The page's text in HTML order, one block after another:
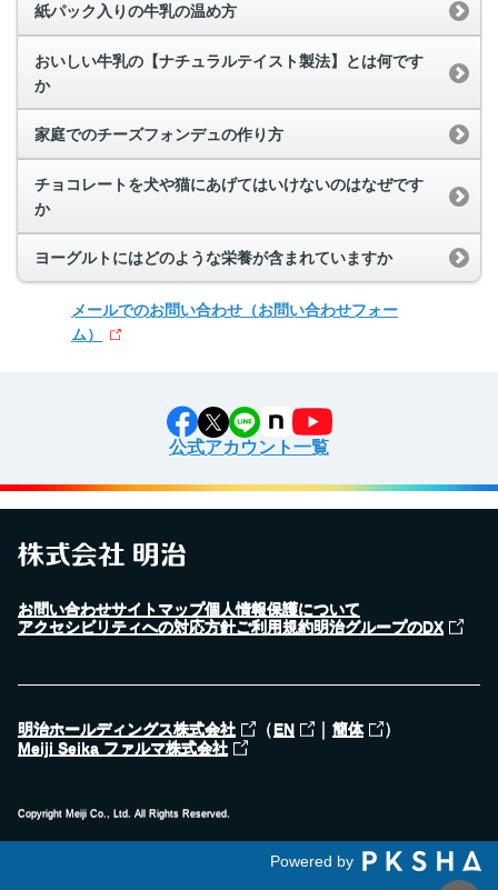
紙パック入りの牛乳の温め方
おいしい牛乳の【ナチュラルテイスト製法】とは何です
か
家庭でのチーズフォンデュの作り方
チョコレートを犬や猫にあげてはいけないのはなぜです
か
ヨーグルトにはどのような栄養が含まれていますか
メールでのお問い合わせ （お問い合わせフォー
ム）
公式アカウント一覧
お問い合わせサイトマップ個人情報保護について
アクセシビリティへの対応方針ご利用規約明治グループのDX
明治ホールディングス株式会社 （EN ｜ 簡体 ）
Meiji Seika ファルマ株式会社
Copyright Meiji Co., Ltd. All Rights Reserved.
Powered by